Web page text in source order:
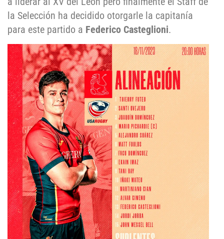
la Selección ha decidido otorgarle la capitanía
para este partido a Federico Casteglioni.